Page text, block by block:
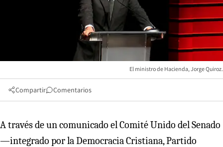
El ministro de Hacienda, Jorge Quiroz.
Compartir Comentarios
A través de un comunicado el Comité Unido del Senado
—integrado por la Democracia Cristiana, Partido